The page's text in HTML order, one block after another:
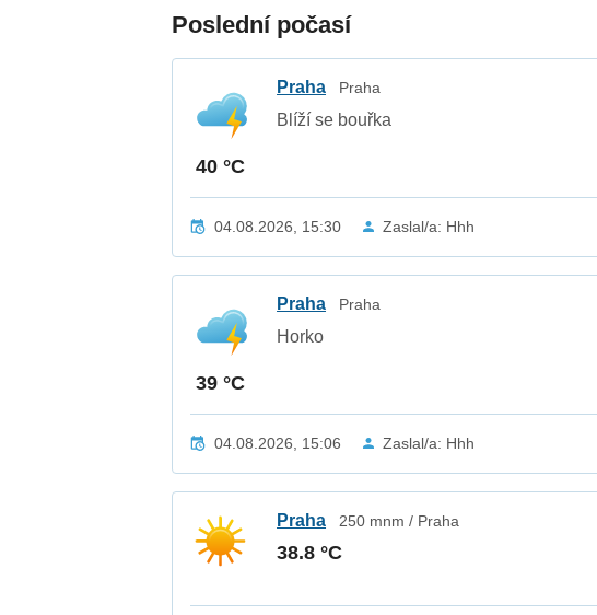
Poslední počasí
40 °C
Praha Praha
Blíží se bouřka
04.08.2026, 15:30 Zaslal/a: Hhh
39 °C
Praha Praha
Horko
04.08.2026, 15:06 Zaslal/a: Hhh
Praha 250 mnm / Praha
38.8 °C